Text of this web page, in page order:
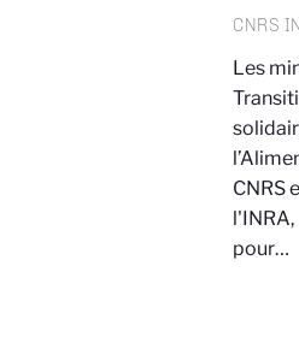
CNRS
Les
CNRS
l'INRA,
pour…